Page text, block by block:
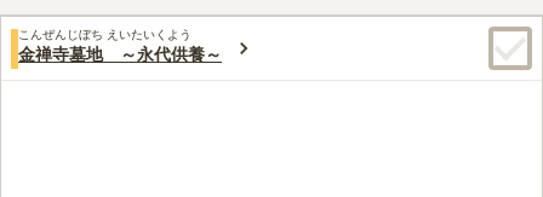
口コミの続きを読む
こんぜんじぼち えいたいくよう
金禅寺墓地 ～永代供養～